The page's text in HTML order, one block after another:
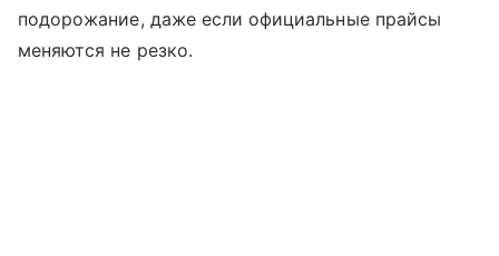
подорожание, даже если официальные прайсы
меняются не резко.